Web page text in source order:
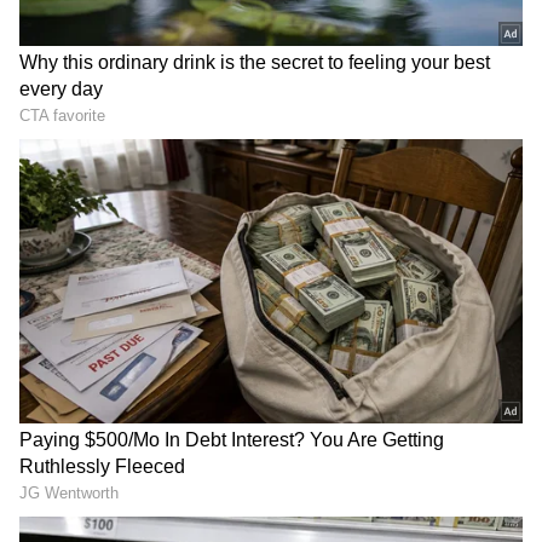
ಹೊಣೆಗಾರಿಕೆ, ಪಾರದರ್ಶಕತೆ, ದಕ್ಷತೆ ಮಾತನಾಡಿದರೆ ಮಾತ್ರ
DOWNLOAD APP